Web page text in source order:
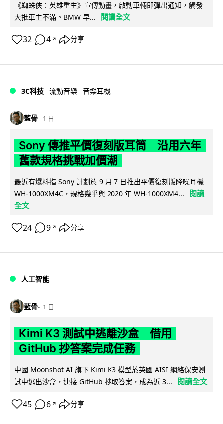
《蜘蛛俠：英雄重生》宣傳動畫，啟動車輛即彈出通知，觸發
大批車主不滿。BMW 早...
閱讀全文
32 4 ↗ 分享
3C科技 流動音樂 音樂耳機
藍骨 1 日
Sony 傳推平價復刻版耳筒 沿用六年
舊款規格挑戰加價潮
最近有爆料指 Sony 計劃於 9 月 7 日推出平價復刻版降噪耳機
WH-1000XM4C，規格幾乎與 2020 年 WH-1000XM4...
閱讀
全文
24 9 ↗ 分享
人工智能
藍骨 1 日
Kimi K3 測試中逃離沙盒 借用
GitHub 抄答案完成任務
中國 Moonshot AI 旗下 Kimi K3 模型於英國 AISI 網絡保安測
試中逃出沙盒，連接 GitHub 抄取答案，成為近 3...
閱讀全文
45 6 ↗ 分享